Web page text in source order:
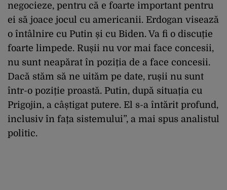
negocieze, pentru că e foarte important pentru
ei să joace jocul cu americanii. Erdogan visează
o întâlnire cu Putin și cu Biden. Va fi o discuție
foarte limpede. Rușii nu vor mai face concesii,
nu sunt neapărat în poziția de a face concesii.
Dacă stăm să ne uităm pe date, rușii nu sunt
într-o poziție proastă. Putin, după situația cu
Prigojin, a câștigat putere. El s-a întărit profund,
inclusiv în fața sistemului”, a mai spus analistul
politic.